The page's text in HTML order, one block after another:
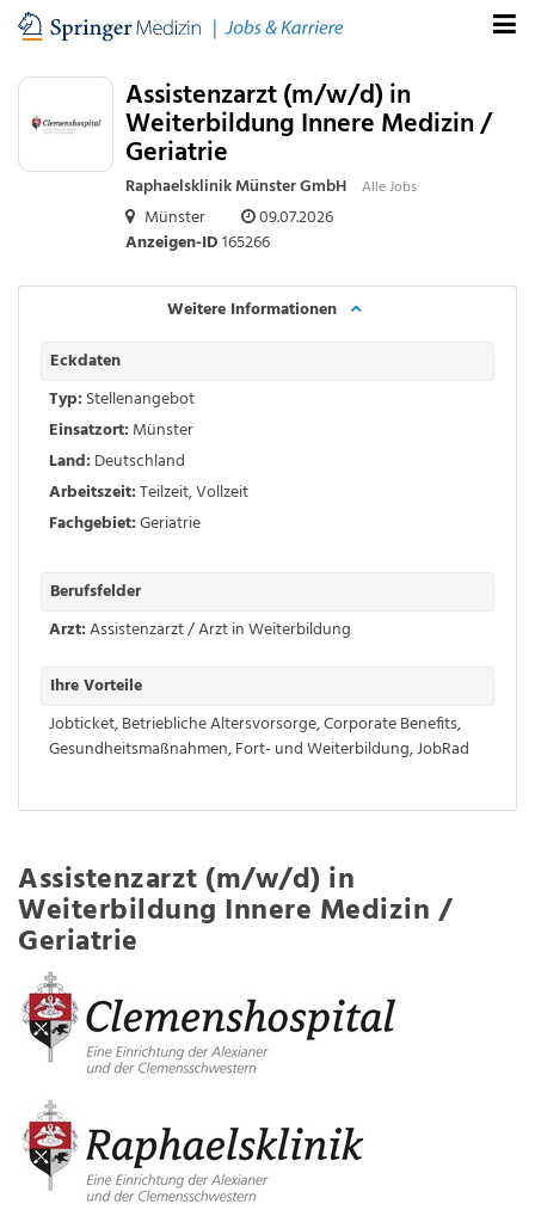
Assistenzarzt (m/w/d) in
Weiterbildung Innere Medizin /
Geriatrie
Raphaelsklinik Münster GmbH Alle Jobs
Münster
09.07.2026
Anzeigen-ID165266
Weitere Informationen
Eckdaten
Typ: Stellenangebot
Einsatzort: Münster
Land: Deutschland
Arbeitszeit:Teilzeit,Vollzeit
Fachgebiet:Geriatrie
Berufsfelder
Arzt:Assistenzarzt / Arzt in Weiterbildung
Ihre Vorteile
Jobticket,Betriebliche Altersvorsorge,Corporate Benefits,
Gesundheitsmaßnahmen,Fort- und Weiterbildung,JobRad
Assistenzarzt (m/w/d) in
Weiterbildung Innere Medizin /
Geriatrie